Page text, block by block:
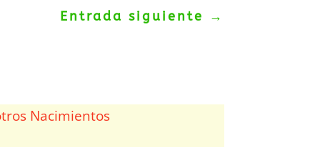
Entrada siguiente →